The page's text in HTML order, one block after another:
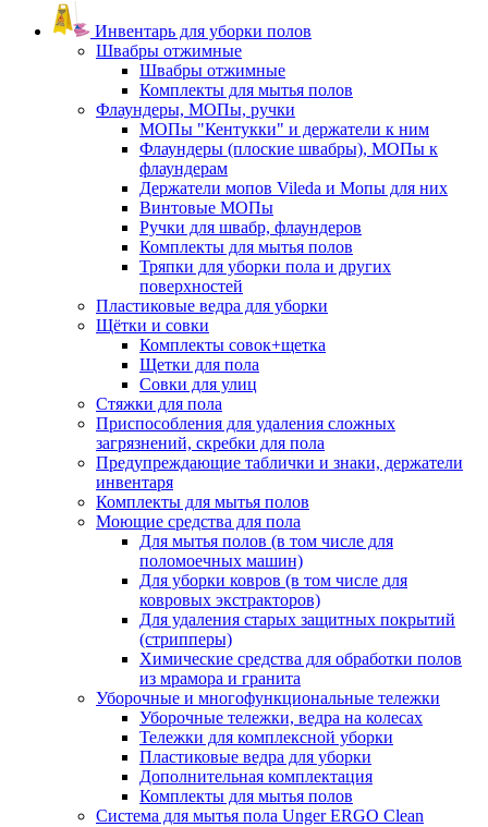
Инвентарь для уборки полов
Швабры отжимные
Швабры отжимные
Комплекты для мытья полов
Флаундеры, МОПы, ручки
МОПы "Кентукки" и держатели к ним
Флаундеры (плоские швабры), МОПы к
флаундерам
Держатели мопов Vileda и Мопы для них
Винтовые МОПы
Ручки для швабр, флаундеров
Комплекты для мытья полов
Тряпки для уборки пола и других
поверхностей
Пластиковые ведра для уборки
Щётки и совки
Комплекты совок+щетка
Щетки для пола
Совки для улиц
Стяжки для пола
Приспособления для удаления сложных
загрязнений, скребки для пола
Предупреждающие таблички и знаки, держатели
инвентаря
Комплекты для мытья полов
Моющие средства для пола
Для мытья полов (в том числе для
поломоечных машин)
Для уборки ковров (в том числе для
ковровых экстракторов)
Для удаления старых защитных покрытий
(стрипперы)
Химические средства для обработки полов
из мрамора и гранита
Уборочные и многофункциональные тележки
Уборочные тележки, ведра на колесах
Тележки для комплексной уборки
Пластиковые ведра для уборки
Дополнительная комплектация
Комплекты для мытья полов
Система для мытья пола Unger ERGO Clean